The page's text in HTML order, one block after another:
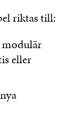
riktas till:
modulär
eller